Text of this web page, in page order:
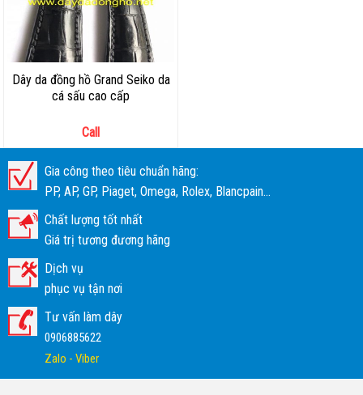
Dây da đồng hồ Grand Seiko da
cá sấu cao cấp
Call
Gia công theo tiêu chuẩn hãng:
PP, AP, GP, Piaget, Omega, Rolex, Blancpain...
Chất lượng tốt nhất
Giá trị tương đương hãng
Dịch vụ
phục vụ tận nơi
Tư vấn làm dây
0906885622
Zalo - Viber